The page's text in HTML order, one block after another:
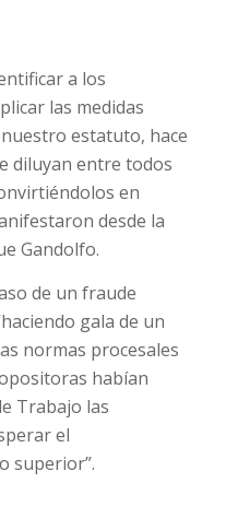
a los
las medidas
estatuto, hace
diluyan entre todos
en
desde la
Gandolfo.
de un fraude
gala de un
normas procesales
habían
Trabajo las
el
superior”.